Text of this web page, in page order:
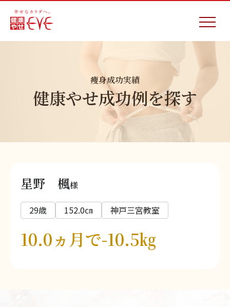
痩身成功実績
健康やせ成功例を探す
星野 楓様
29歳 152.0㎝ 神戸三宮教室
10.0ヵ月で-10.5㎏